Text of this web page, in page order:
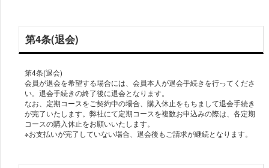
第4条(退会)
第4条(退会)
会員が退会を希望する場合には、会員本人が退会手続きを行ってくださ
い。退会手続きの終了後に退会となります。
なお、定期コースをご契約中の場合、購入休止をもちまして退会手続き
が完了いたします。弊社にて定期コースを複数お申込みの際は、各定期
コースの購入休止をお願いいたします。
※お支払いが完了していない場合、退会後もご請求が継続となります。